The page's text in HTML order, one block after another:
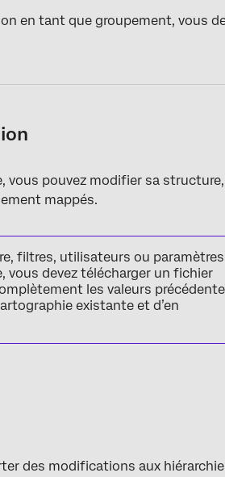
×
en tant que groupement, vous
vous pouvez modifier sa
mappés.
filtres, utilisateurs ou paramètres
vous devez télécharger un fichier
les valeurs
existante et d’en
des modifications aux